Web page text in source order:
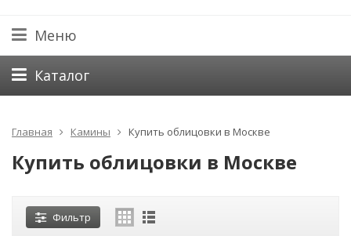
Меню
Каталог
Главная Камины Купить облицовки в Москве
Купить облицовки в Москве
Фильтр